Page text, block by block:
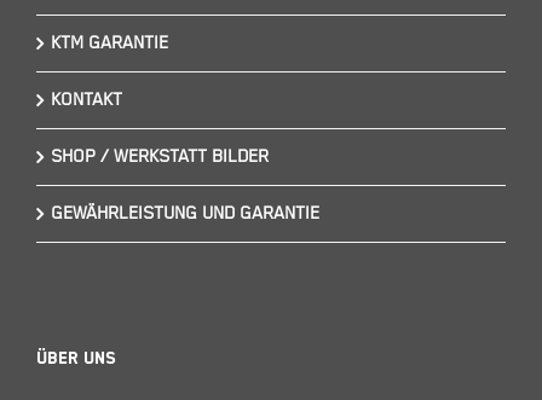
KTM GARANTIE
KONTAKT
SHOP / WERKSTATT BILDER
GEWÄHRLEISTUNG UND GARANTIE
Über Uns